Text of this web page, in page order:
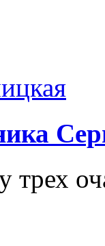
трех